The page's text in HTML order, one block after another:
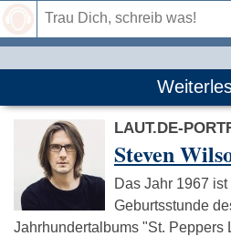
LAUT.DE-
Steven
Das Jahr 1967
Geburtsstunde
Jahrhundertalbums "St. Peppers